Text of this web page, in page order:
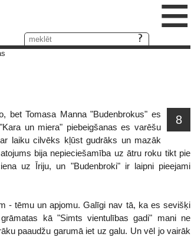
≡
8
bet Tomasa Manna "Budenbrokus" es
un miera" piebeigšanas es varēšu
laiku cilvēks kļūst gudrāks un mazāk
bija nepieciešamība uz ātru roku tikt pie
uz Īriju, un "Budenbroki" ir laipni pieejami
- tēmu un apjomu. Galīgi nav tā, ka es sevišķi
kā "Simts vientulības gadi" mani ne
paaudžu garumā iet uz galu. Un vēl jo vairāk